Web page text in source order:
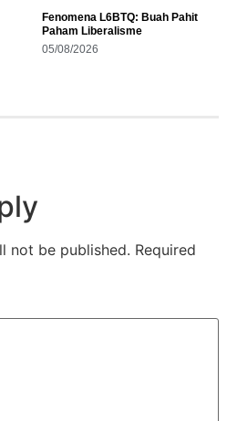
Fenomena L6BTQ: Buah Pahit
Paham Liberalisme
05/08/2026
not be published. Required